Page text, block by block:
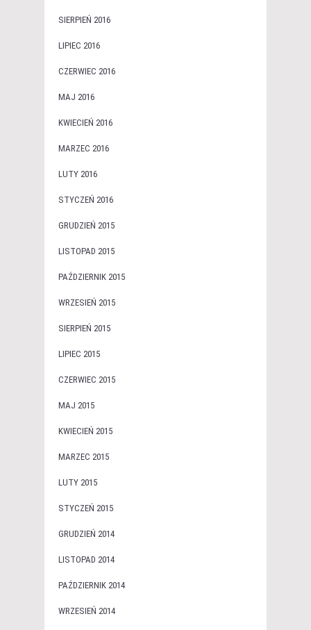
SIERPIEŃ 2016
LIPIEC 2016
CZERWIEC 2016
MAJ 2016
KWIECIEŃ 2016
MARZEC 2016
LUTY 2016
STYCZEŃ 2016
GRUDZIEŃ 2015
LISTOPAD 2015
PAŹDZIERNIK 2015
WRZESIEŃ 2015
SIERPIEŃ 2015
LIPIEC 2015
CZERWIEC 2015
MAJ 2015
KWIECIEŃ 2015
MARZEC 2015
LUTY 2015
STYCZEŃ 2015
GRUDZIEŃ 2014
LISTOPAD 2014
PAŹDZIERNIK 2014
WRZESIEŃ 2014